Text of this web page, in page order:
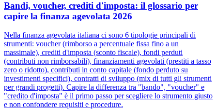
Bandi, voucher, crediti d'imposta: il glossario per
capire la finanza agevolata 2026
Nella finanza agevolata italiana ci sono 6 tipologie principali di
strumenti: voucher (rimborso a percentuale fissa fino a un
massimale), crediti d'imposta (sconto fiscale), fondi perduti
(contributi non rimborsabili), finanziamenti agevolati (prestiti a tasso
zero o ridotto), contributi in conto capitale (fondo perduto su
investimenti specifici), contratti di sviluppo (mix di tutti gli strumenti
per grandi progetti). Capire la differenza tra "bando", "voucher" e
"credito d'imposta" è il primo passo per scegliere lo strumento giusto
e non confondere requisiti e procedure.